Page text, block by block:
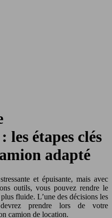
les étapes clés
adapté
et épuisante, mais avec
outils, vous pouvez rendre le
fluide. L’une des décisions les
prendre lors de votre
camion de location.